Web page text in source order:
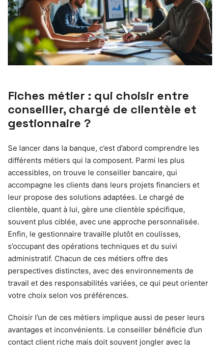
Fiches métier : qui choisir entre
conseiller, chargé de clientèle et
gestionnaire ?
Se lancer dans la banque, c’est d’abord comprendre les
différents métiers qui la composent. Parmi les plus
accessibles, on trouve le conseiller bancaire, qui
accompagne les clients dans leurs projets financiers et
leur propose des solutions adaptées. Le chargé de
clientèle, quant à lui, gère une clientèle spécifique,
souvent plus ciblée, avec une approche personnalisée.
Enfin, le gestionnaire travaille plutôt en coulisses,
s’occupant des opérations techniques et du suivi
administratif. Chacun de ces métiers offre des
perspectives distinctes, avec des environnements de
travail et des responsabilités variées, ce qui peut orienter
votre choix selon vos préférences.
Choisir l’un de ces métiers implique aussi de peser leurs
avantages et inconvénients. Le conseiller bénéficie d’un
contact client riche mais doit souvent jongler avec la